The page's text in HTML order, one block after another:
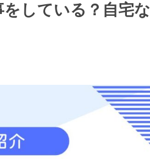
している？自宅な